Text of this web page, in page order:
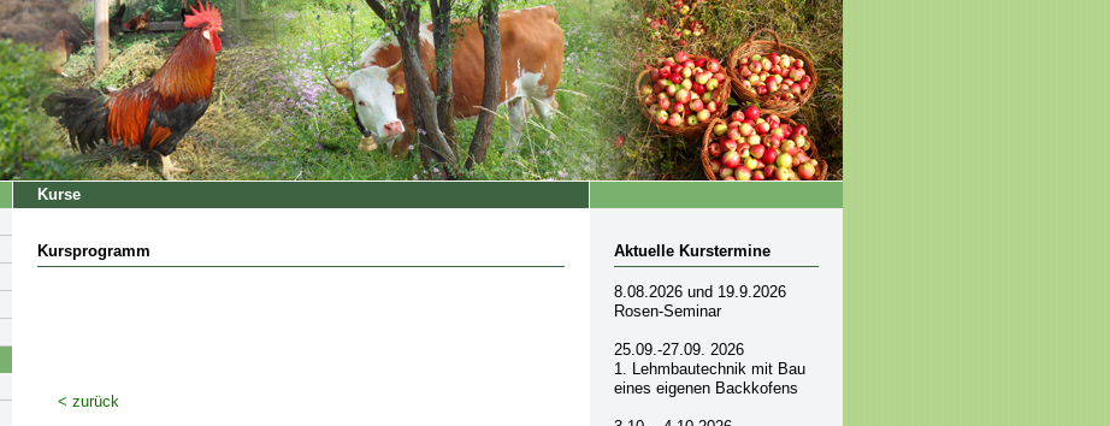
Aktuelle Kurstermine
8.08.2026 und 19.9.2026
Rosen-Seminar
25.09.-27.09. 2026
1. Lehmbautechnik mit Bau
eines eigenen Backkofens
Kurse
Kursprogramm
< zurück